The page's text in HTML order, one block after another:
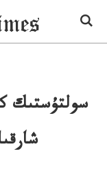
سولتۇستىك